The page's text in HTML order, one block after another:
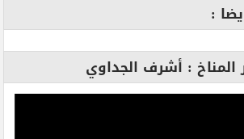
:
المناخ : أشرف الجداوي